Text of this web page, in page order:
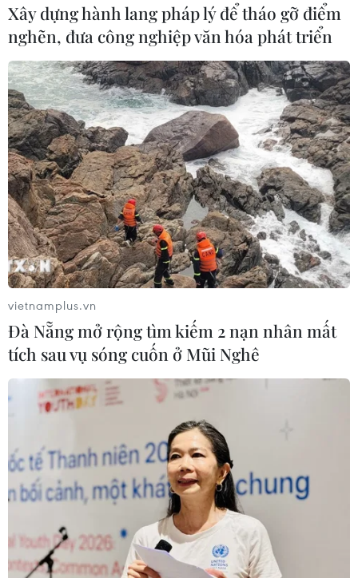
Xây dựng hành lang pháp lý để tháo gỡ điểm
nghẽn, đưa công nghiệp văn hóa phát triển
vietnamplus.vn
Đà Nẵng mở rộng tìm kiếm 2 nạn nhân mất
tích sau vụ sóng cuốn ở Mũi Nghê